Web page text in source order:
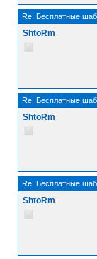
Re: Бесплатные
ShtoRm
Re: Бесплатные
ShtoRm
Re: Бесплатные
ShtoRm